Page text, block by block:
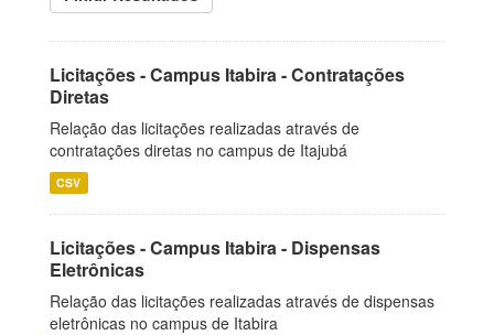
Licitações - Campus Itabira - Contratações
Diretas
Relação das licitações realizadas através de
contratações diretas no campus de Itajubá
CSV
Licitações - Campus Itabira - Dispensas
Eletrônicas
Relação das licitações realizadas através de dispensas
eletrônicas no campus de Itabira